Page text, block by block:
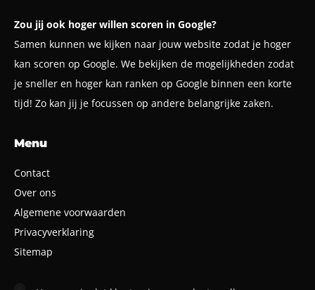
Zou jij ook hoger willen scoren in Google?
Samen kunnen we kijken naar jouw website zodat je hoger
kan scoren op Google. We bekijken de mogelijkheden zodat
je sneller en hoger kan ranken op Google binnen een korte
tijd! Zo kan jij je focussen op andere belangrijke zaken.
Menu
Contact
Over ons
Algemene voorwaarden
Privacyverklaring
Sitemap